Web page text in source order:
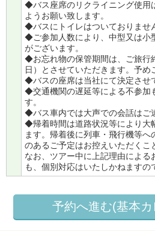
◆バス座席のリクライニング使用
ようお願い致します。
◆バスにトイレはついておりませ
◆ご参加人数により、中型又は小
がございます。
◆お忘れ物の保管期間は、ご旅行
日）とさせていただきます。予め
◆バスの座席は当社にて決定させ
◆交通機関の遅延等による不参加
す。
◆バス車内では大声での会話はご
◆帰着時間は道路状況等により大
ます。帰着後に列車・飛行機等
のあるご予定はお控えいただくこ
なお、ツアー中に上記理由による
も、個別対応はいたしかねますの
予約へ進む(基本